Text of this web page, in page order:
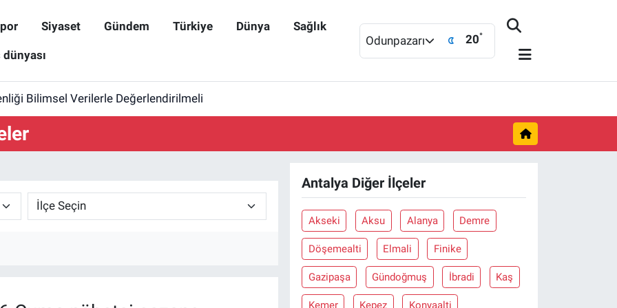
Siyaset Gündem Türkiye Dünya Sağlık
Odunpazarı 20°
Bilimsel Verilerle Değerlendirilmeli
Antalya Diğer İlçeler
Akseki Aksu Alanya Demre
Döşemealti Elmali Finike
Gazipaşa Gündoğmuş İbradi Kaş
Kemer Kepez Konyaalti